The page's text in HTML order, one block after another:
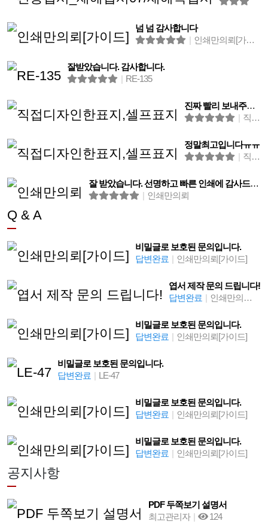
넘 넘 감사합니다
| 인쇄만의뢰[가이드]
잘받았습니다. 감사합니다.
| RE-135
진짜 빨리 보내주셔서 감사합니당!!!!
| 직접디자인한표지,셀프표지
정말최고입니다ㅠㅠ
| 직접디자인한표지,셀프표지
잘 받았습니다. 선명하고 빠른 인쇄에 감사드립니다.
| 인쇄만의뢰
Q & A
비밀글로 보호된 문의입니다.
답변완료 | 인쇄만의뢰[가이드]
엽서 제작 문의 드립니다!
답변완료 | 인쇄만의뢰[가이드]
비밀글로 보호된 문의입니다.
답변완료 | 인쇄만의뢰[가이드]
비밀글로 보호된 문의입니다.
답변완료 | LE-47
비밀글로 보호된 문의입니다.
답변완료 | 인쇄만의뢰[가이드]
비밀글로 보호된 문의입니다.
답변완료 | 인쇄만의뢰[가이드]
공지사항
PDF 두쪽보기 설명서
최고관리자 | 124